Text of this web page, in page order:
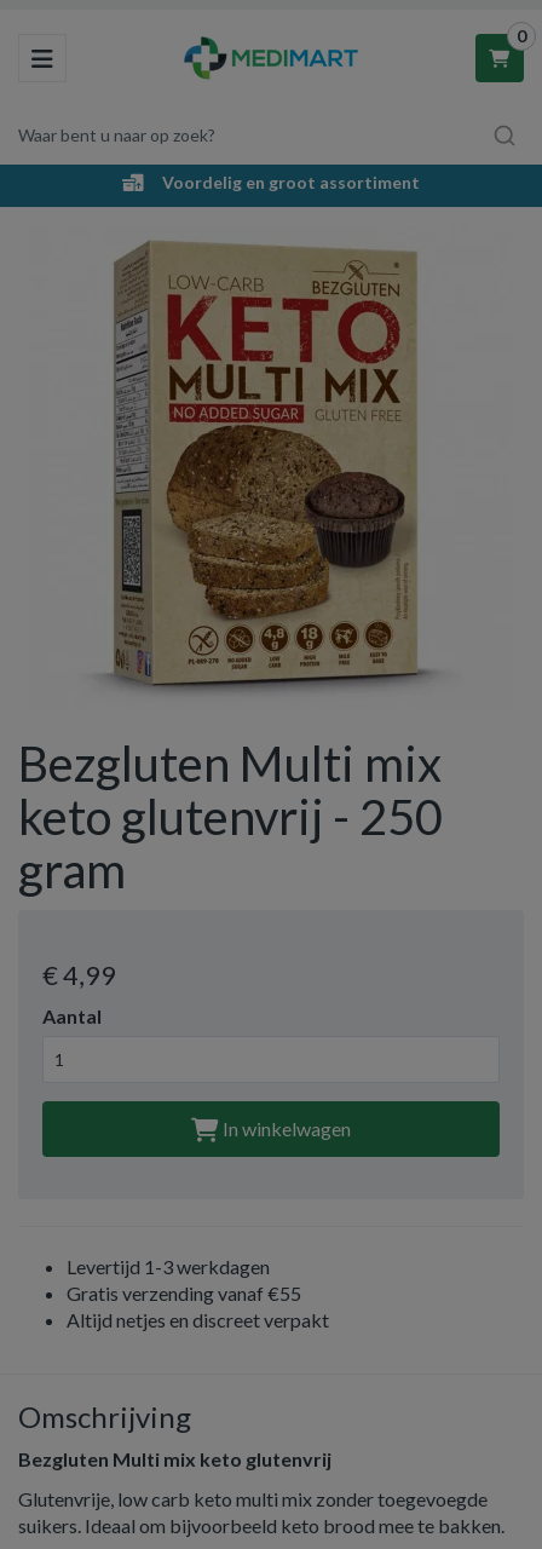
Toggle navigation
Waar bent u naar op zoek?
0
Winkelwagen
Uw winkelwagen is leeg.
Vul hem met producten.
Voordelig en groot assortiment
Bezgluten Multi mix
keto glutenvrij - 250
gram
€ 4,99
Aantal
In winkelwagen
Levertijd 1-3 werkdagen
Gratis verzending vanaf €55
Altijd netjes en discreet verpakt
Omschrijving
Bezgluten Multi mix keto glutenvrij
Glutenvrije, low carb keto multi mix zonder toegevoegde
suikers. Ideaal om bijvoorbeeld keto brood mee te bakken.